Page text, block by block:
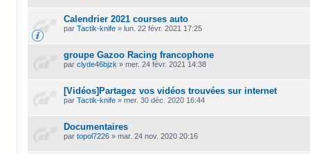
Calendrier 2021 courses auto
parTactik-knife »lun. 22 févr. 2021 17:25
groupe Gazoo Racing francophone
parclyde46bjzk »mer. 24 févr. 2021 14:38
[Vidéos]Partagez vos vidéos trouvées sur internet
parTactik-knife »mer. 30 déc. 2020 16:44
Documentaires
partopol7226 »mar. 24 nov. 2020 20:16